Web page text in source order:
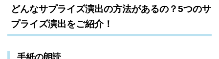
どんなサプライズ演出の方法があるの？5つのサ
プライズ演出をご紹介！
手紙の朗読